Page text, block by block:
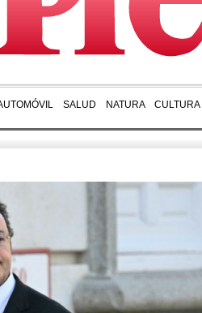
SALUD NATURA CULTURA